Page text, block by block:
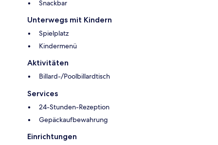
Snackbar
Unterwegs mit Kindern
Spielplatz
Kindermenü
Aktivitäten
Billard-/Poolbillardtisch
Services
24-Stunden-Rezeption
Gepäckaufbewahrung
Einrichtungen